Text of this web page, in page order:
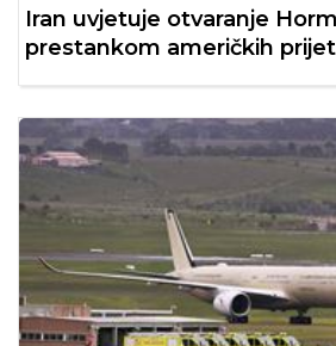
Iran uvjetuje otvaranje
prestankom američkih